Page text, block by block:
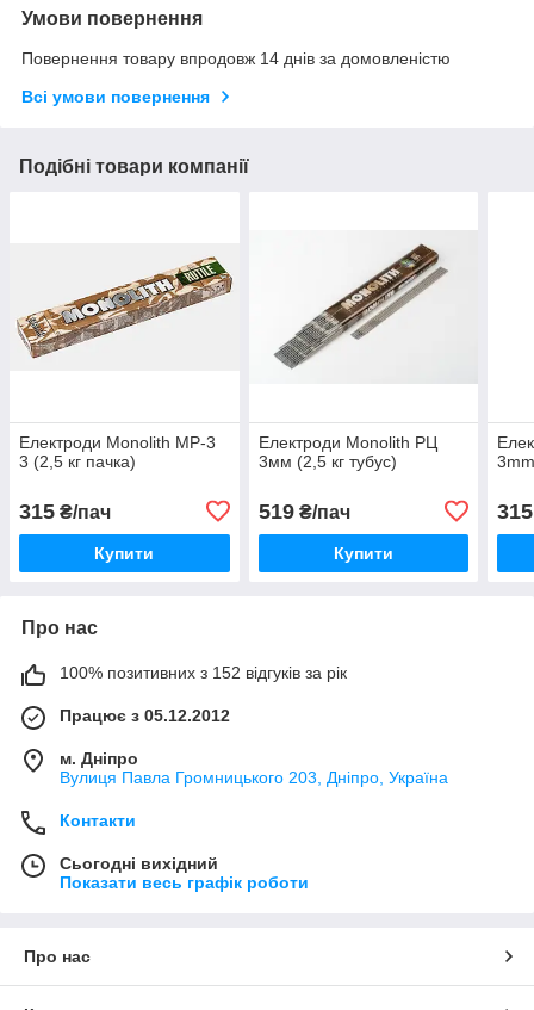
Умови повернення
Повернення товару впродовж 14 днів за домовленістю
Всі умови повернення
Подібні товари компанії
Електроди Monolith МР-3
3 (2,5 кг пачка)
315 ₴/пач
Купити
Електроди Monolith РЦ
3мм (2,5 кг тубус)
519₴/пач
Купити
315
Про нас
100% позитивних з 152 відгуків за рік
Працює з 05.12.2012
м. Дніпро
Вулиця Павла Громницького 203, Дніпро, Україна
Контакти
Сьогодні вихідний
Показати весь графік роботи
Про нас